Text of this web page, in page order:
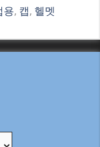
용, 캡, 헬멧